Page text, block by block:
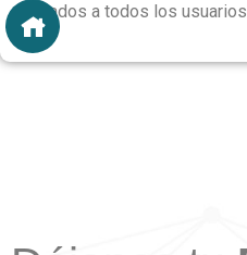
llevados a todos los